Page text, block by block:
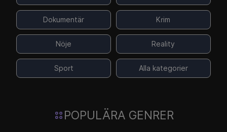
Dokumentär Krim
Nöje Reality
Sport Alla kategorier
POPULÄRA GENRER